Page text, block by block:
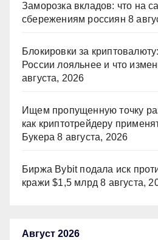
Заморозка вкладов: что на
сбережениям россиян 8
Блокировки за
России лояльнее и что
августа, 2026
Ищем пропущенную точку
как криптотрейдеру
Букера 8 августа, 2026
Биржа Bybit подала иск
кражи $1,5 млрд 8 августа,
Август 2026